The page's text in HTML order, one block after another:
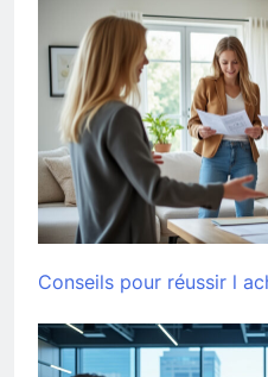
Conseils pour réussir l